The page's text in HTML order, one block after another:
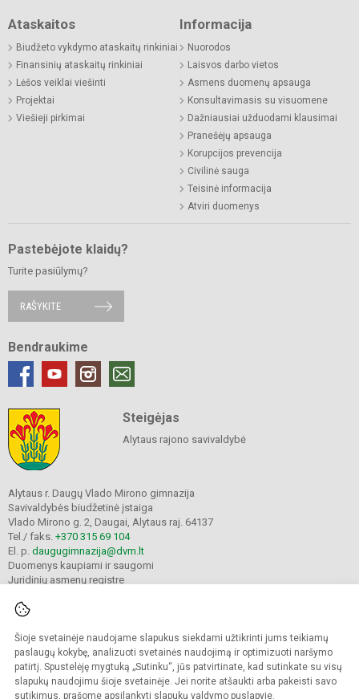
Šioje svetainėje naudojame slapukus siekdami užtikrinti jums teikiamų
paslaugų kokybę, analizuoti svetainės naudojimą ir optimizuoti naršymo
patirtį. Spustelėję mygtuką „Sutinku“, jūs patvirtinate, kad sutinkate su visų
slapukų naudojimu šioje svetainėje. Jei norite atšaukti arba pakeisti savo
sutikimus, prašome apsilankyti slapukų valdymo puslapyje.
Ataskaitos
Biudžeto vykdymo ataskaitų rinkiniai
Finansinių ataskaitų rinkiniai
Lėšos veiklai viešinti
Projektai
Viešieji pirkimai
Informacija
Nuorodos
Laisvos darbo vietos
Asmens duomenų apsauga
Konsultavimasis su visuomene
Dažniausiai užduodami klausimai
Pranešėjų apsauga
Korupcijos prevencija
Civilinė sauga
Teisinė informacija
Atviri duomenys
Pastebėjote klaidų?
Turite pasiūlymų?
RAŠYKITE
Bendraukime
Steigėjas
Alytaus rajono savivaldybė
Alytaus r. Daugų Vlado Mirono gimnazija
Savivaldybės biudžetinė įstaiga
Vlado Mirono g. 2, Daugai, Alytaus raj. 64137
Tel./ faks. +370 315 69 104
El. p. daugugimnazija@dvm.lt
Duomenys kaupiami ir saugomi
Juridinių asmenų registre
© 2024. Alytaus r. Daugų Vlado Mirono gimnazija. Visos teisės saugomos.
Kopijuoti turinį be raštiško įstaigos administracijos sutikimo griežtai draudžiama.
Prieinamumo paraiška Slapukų valdymas